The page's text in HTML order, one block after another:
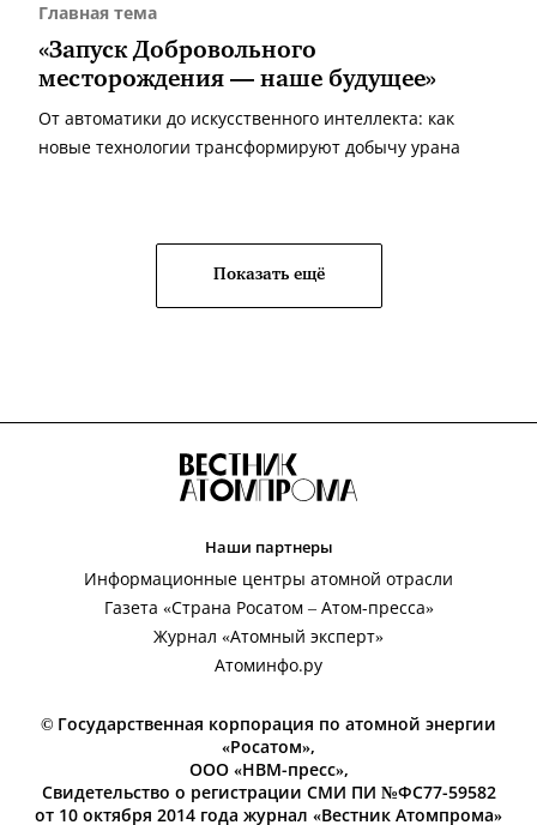
Главная тема
«Запуск Добровольного
месторождения — наше будущее»
От автоматики до искусственного интеллекта: как
новые технологии трансформируют добычу урана
Показать ещё
© Государственная корпорация по атомной энергии
«Росатом»,
ООО «НВМ-пресс»,
Свидетельство о регистрации СМИ ПИ №ФС77-59582
от 10 октября 2014 года журнал «Вестник Атомпрома»
Наши партнеры
Информационные центры атомной отрасли
Газета «Страна Росатом – Атом-пресса»
Журнал «Атомный эксперт»
Атоминфо.ру